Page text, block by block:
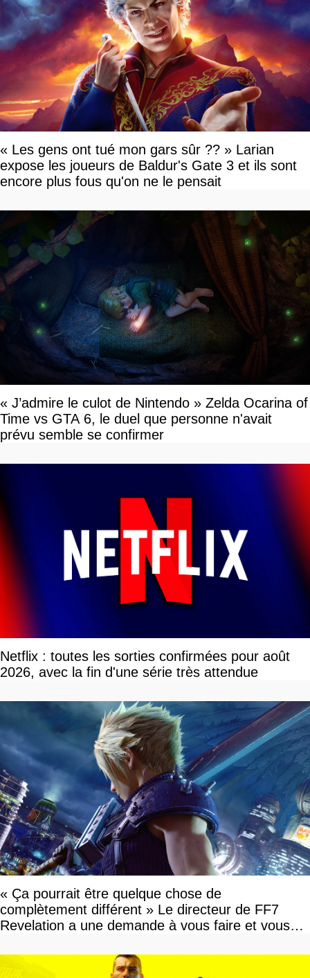
« Les gens ont tué mon gars sûr ?? » Larian
expose les joueurs de Baldur's Gate 3 et ils sont
encore plus fous qu'on ne le pensait
« J’admire le culot de Nintendo » Zelda Ocarina of
Time vs GTA 6, le duel que personne n'avait
prévu semble se confirmer
Netflix : toutes les sorties confirmées pour août
2026, avec la fin d'une série très attendue
« Ça pourrait être quelque chose de
complètement différent » Le directeur de FF7
Revelation a une demande à vous faire et vous